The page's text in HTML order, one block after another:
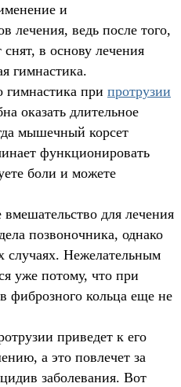
и
лечения, ведь после того,
в основу лечения
гимнастика.
гимнастика при протрузии
оказать длительное
мышечный корсет
функционировать
боли и можете
для лечения
позвоночника, однако
случаях. Нежелательным
уже потому, что при
фиброзного кольца еще не
приведет к его
а это повлечет за
заболевания. Вот